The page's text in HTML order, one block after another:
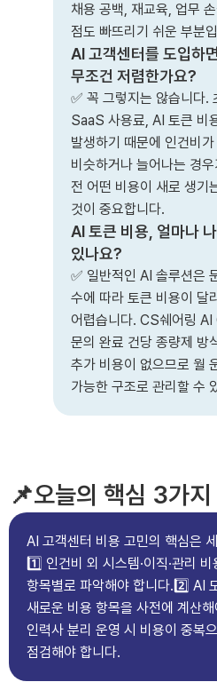
채용 공백, 재교육, 업무
점도 빠뜨리기 쉬운 부분
AI 고객센터를 도입하
무조건 저렴한가요?
✅ 꼭 그렇지는 않습니다.
SaaS 사용료, AI 토큰 비
발생하기 때문에 인건비가
비슷하거나 늘어나는 경
전 어떤 비용이 새로 생기
것이 중요합니다.
AI 토큰 비용, 얼마나
있나요?
✅ 일반적인 AI 솔루션은
수에 따라 토큰 비용이 달
어렵습니다. CS쉐어링 AI
문의 완료 건당 종량제 방
추가 비용이 없으므로 월
가능한 구조로 관리할 수
📌오늘의 핵심 3가지
AI 고객센터 비용 고민의 핵심은
1️⃣ 인건비 외 시스템·이직·관리
항목별로 파악해야 합니다.2️⃣ AI
새로운 비용 항목을 사전에 계산
인력사 분리 운영 시 비용이 중복
점검해야 합니다.